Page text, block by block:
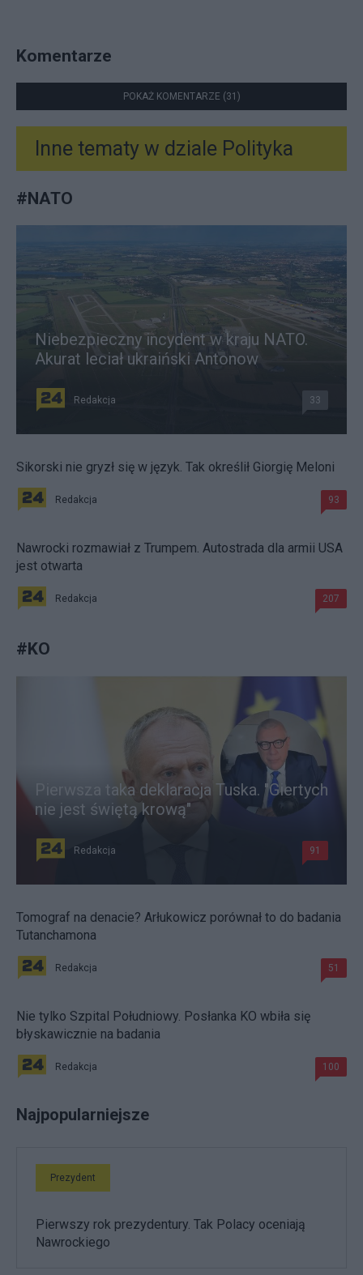
Komentarze
POKAŻ KOMENTARZE (31)
Inne tematy w dziale Polityka
#NATO
Niebezpieczny incydent w kraju NATO.
Akurat leciał ukraiński Antonow
Redakcja 33
Sikorski nie gryzł się w język. Tak określił Giorgię Meloni
Redakcja 93
Nawrocki rozmawiał z Trumpem. Autostrada dla armii USA
jest otwarta
Redakcja 207
#KO
Pierwsza taka deklaracja Tuska. "Giertych
nie jest świętą krową"
Redakcja 91
Tomograf na denacie? Arłukowicz porównał to do badania
Tutanchamona
Redakcja 51
Nie tylko Szpital Południowy. Posłanka KO wbiła się
błyskawicznie na badania
Redakcja 100
Najpopularniejsze
Prezydent
Pierwszy rok prezydentury. Tak Polacy oceniają
Nawrockiego